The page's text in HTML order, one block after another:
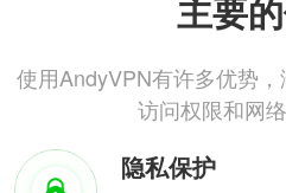
主要
使用AndyVPN有许多优势，
访问权限和网
隐私保护